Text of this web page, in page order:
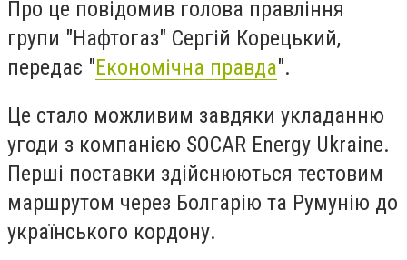
Про це повідомив голова правління
групи "Нафтогаз" Сергій Корецький,
передає "Економічна правда".
Це стало можливим завдяки укладанню
угоди з компанією SOCAR Energy Ukraine.
Перші поставки здійснюються тестовим
маршрутом через Болгарію та Румунію до
українського кордону.